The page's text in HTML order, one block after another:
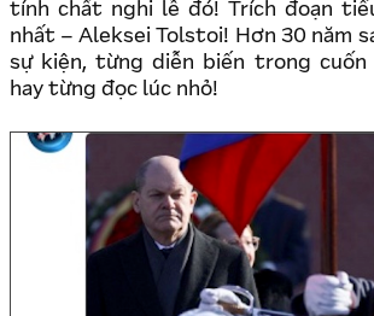
tính chất nghi lễ đó! Trích đoạn
nhất – Aleksei Tolstoi! Hơn 30 năm
sự kiện, từng diễn biến trong
hay từng đọc lúc nhỏ!